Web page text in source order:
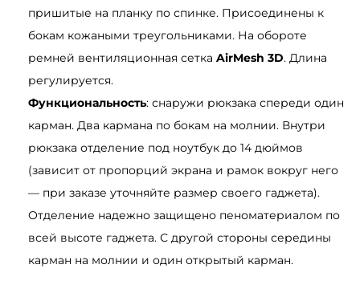
ч
е
р
н
ы
й
пришитые на планку по спинке. Присоединены к
бокам кожаными треугольниками. На обороте
ремней вентиляционная сетка AirMesh 3D. Длина
регулируется.
Функциональность: снаружи рюкзака спереди один
карман. Два кармана по бокам на молнии. Внутри
рюкзака отделение под ноутбук до 14 дюймов
(зависит от пропорций экрана и рамок вокруг него
— при заказе уточняйте размер своего гаджета).
Отделение надежно защищено пеноматериалом по
всей высоте гаджета. С другой стороны середины
карман на молнии и один открытый карман.